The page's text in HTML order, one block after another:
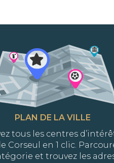
PLAN DE LA VILLE
tous les centres
Corseul en 1 clic.
et trouvez les